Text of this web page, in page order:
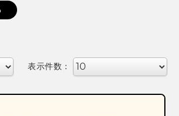
表示件数：